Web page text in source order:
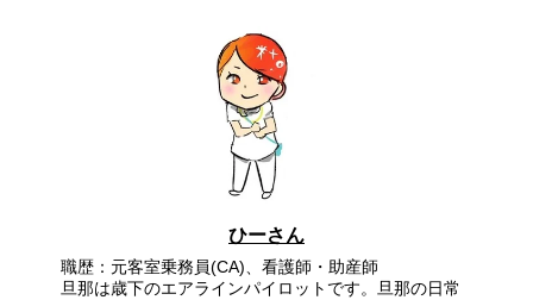
ひーさん
職歴：元客室乗務員(CA)、看護師・助産師
旦那は歳下のエアラインパイロットです。旦那の日常